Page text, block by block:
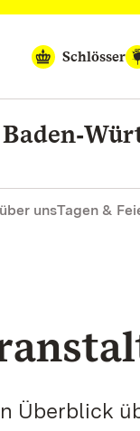
Schlösser
unsTagen &
Überblick